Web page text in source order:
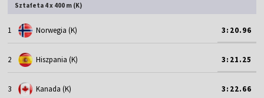
Sztafeta 4 x 400 m (K)
1 Norwegia (K) 3:20.96
2 Hiszpania (K) 3:21.25
3 Kanada (K) 3:22.66